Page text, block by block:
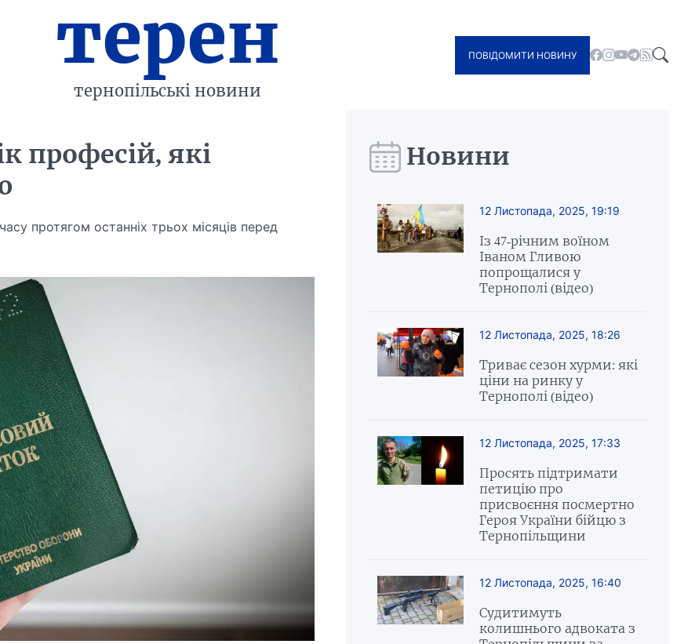
терен
тернопільські новини
ПОВІДОМИТИ НОВИНУ
професій, які
протягом останніх трьох місяців перед
Новини
12 Листопада, 2025, 19:19
Із 47-річним воїном
Іваном Гливою
попрощалися у
Тернополі (відео)
12 Листопада, 2025, 18:26
Триває сезон хурми: які
ціни на ринку у
Тернополі (відео)
12 Листопада, 2025, 17:33
Просять підтримати
петицію про
присвоєння посмертно
Героя України бійцю з
Тернопільщини
12 Листопада, 2025, 16:40
Судитимуть
колишнього адвоката з